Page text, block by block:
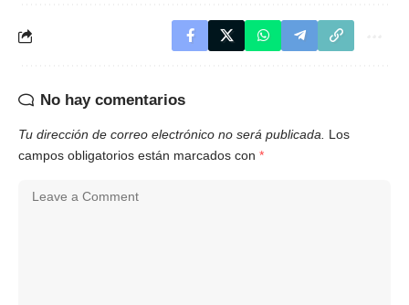
No hay comentarios
Tu dirección de correo electrónico no será publicada.
Los
campos obligatorios están marcados con *